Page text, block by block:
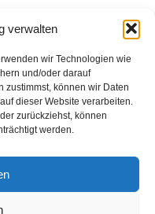
verwalten
wir Technologien wie
und/oder darauf
zustimmst, können wir Daten
dieser Website verarbeiten.
zurückziehst, können
werden.